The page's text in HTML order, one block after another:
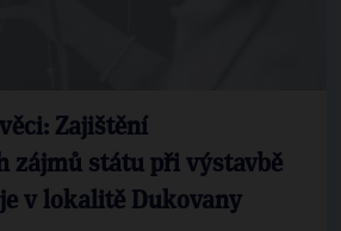
Zajištění
zájmů státu při výstavbě
v lokalitě Dukovany